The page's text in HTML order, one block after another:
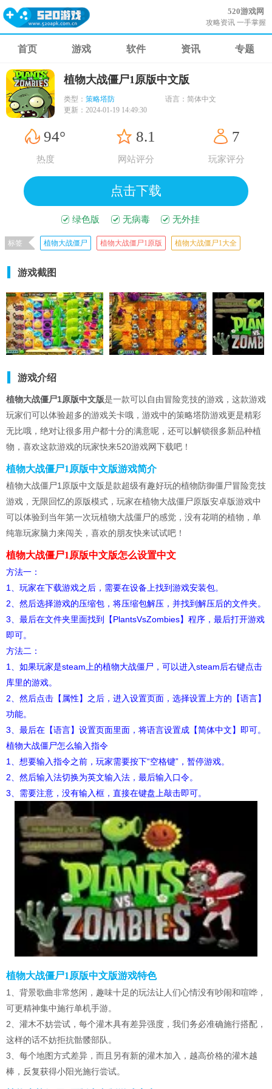
520游戏网
攻略资讯 一手掌握
首页 游戏 软件 资讯 专题
植物大战僵尸1原版中文版
类型： 策略塔防 语言： 简体中文
更新： 2024-01-19 14:49:30
94°
热度
8.1
网站评分
7
玩家评分
点击下载
绿色版 无病毒 无外挂
标签 植物大战僵尸 植物大战僵尸1原版 植物大战僵尸1大全
游戏截图
游戏介绍
植物大战僵尸1原版中文版是一款可以自由冒险竞技的游戏，这款游戏
玩家们可以体验超多的游戏关卡哦，游戏中的策略塔防游戏更是精彩
无比哦，绝对让很多用户都十分的满意呢，还可以解锁很多新品种植
物，喜欢这款游戏的玩家快来520游戏网下载吧！
植物大战僵尸1原版中文版游戏简介
植物大战僵尸1原版中文版是款超级有趣好玩的植物防御僵尸冒险竞技
游戏，无限回忆的原版模式，玩家在植物大战僵尸原版安卓版游戏中
可以体验到当年第一次玩植物大战僵尸的感觉，没有花哨的植物，单
纯靠玩家脑力来闯关，喜欢的朋友快来试试吧！
植物大战僵尸1原版中文版怎么设置中文
方法一：
1、玩家在下载游戏之后，需要在设备上找到游戏安装包。
2、然后选择游戏的压缩包，将压缩包解压，并找到解压后的文件夹。
3、最后在文件夹里面找到【PlantsVsZombies】程序，最后打开游戏
即可。
方法二：
1、如果玩家是steam上的植物大战僵尸，可以进入steam后右键点击
库里的游戏。
2、然后点击【属性】之后，进入设置页面，选择设置上方的【语言】
功能。
3、最后在【语言】设置页面里面，将语言设置成【简体中文】即可。
植物大战僵尸怎么输入指令
1、想要输入指令之前，玩家需要按下“空格键”，暂停游戏。
2、然后输入法切换为英文输入法，最后输入口令。
3、需要注意，没有输入框，直接在键盘上敲击即可。
植物大战僵尸1原版中文版游戏特色
1、背景歌曲非常悠闲，趣味十足的玩法让人们心情没有吵闹和喧哗，
可更精神集中施行单机手游。
2、灌木不妨尝试，每个灌木具有差异强度，我们务必准确施行搭配，
这样的话不妨拒抗骷髅部队。
3、每个地图方式差异，而且另有新的灌木加入，越高价格的灌木越
棒，反复获得小阳光施行尝试。